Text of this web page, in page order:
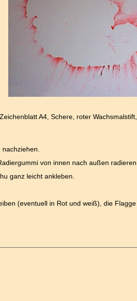
A4, Schere, roter
von innen nach außen
ganz leicht ankleben.
(eventuell in Rot und weiß), die